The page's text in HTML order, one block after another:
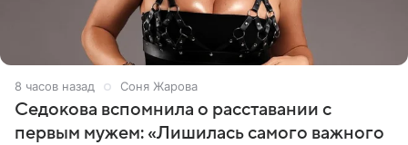
8 часов назад Соня Жарова
Седокова вспомнила о расставании с
первым мужем: «Лишилась самого важного